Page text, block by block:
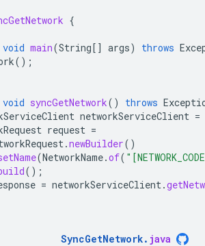
{
void main(String[] args) throws
();
void syncGetNetwork() throws
networkServiceClient =
request =
.newBuilder()
(NetworkName.of(
();
= networkServiceClient.
SyncGetNetwork. java